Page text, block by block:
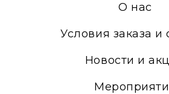
О нас
Условия заказа и
Новости и